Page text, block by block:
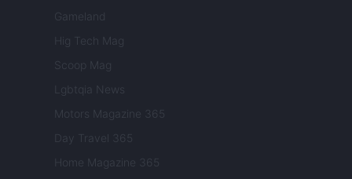
Gameland
Hig Tech Mag
Scoop Mag
Lgbtqia News
Motors Magazine 365
Day Travel 365
Home Magazine 365